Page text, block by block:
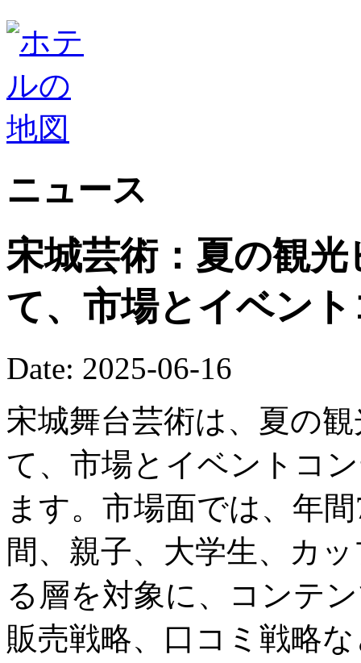
ニュース
宋城芸術：夏の観
て、市場とイベン
Date: 2025-06-16
宋城舞台芸術は、夏の
て、市場とイベントコ
ます。市場面では、年
間、親子、大学生、カ
る層を対象に、コンテ
販売戦略、口コミ戦略